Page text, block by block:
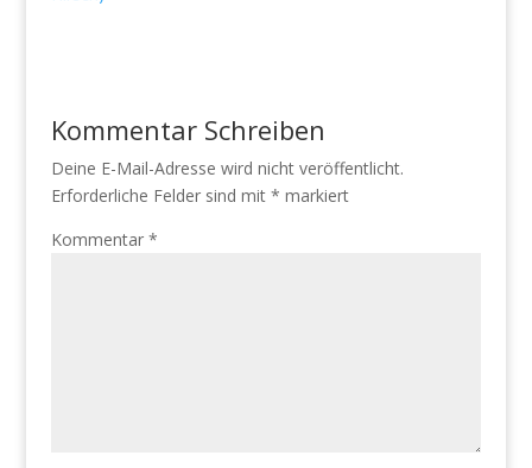
Kommentar Schreiben
Deine E-Mail-Adresse wird nicht veröffentlicht.
Erforderliche Felder sind mit * markiert
Kommentar *